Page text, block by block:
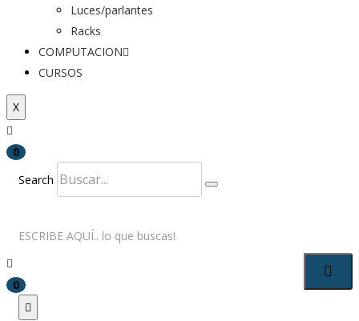
Luces/parlantes
Racks
COMPUTACION
CURSOS
X
0
Search
0